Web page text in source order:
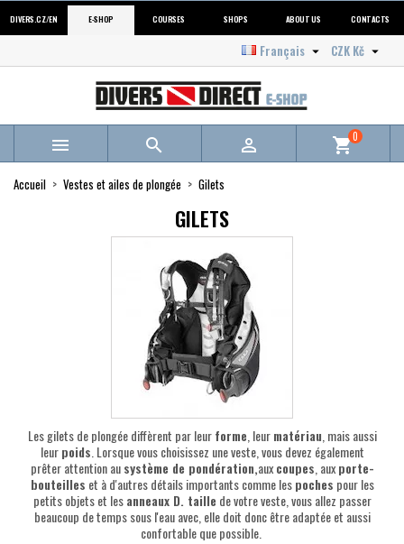
DIVERS.CZ/EN E-SHOP COURSES SHOPS ABOUT US CONTACTS
CZK Kč 
Français 
   shopping_cart0
Accueil Vestes et ailes de plongée Gilets
GILETS
Les gilets de plongée diffèrent par leurforme , leurmatériau , mais aussi
leurpoids . Lorsque vous choisissez une veste, vous devez également
prêter attention ausystème de pondération,auxcoupes , auxporte-
bouteilles et à d'autres détails importants comme lespoches pour les
petits objets et lesanneaux D. taille de votre veste, vous allez passer
beaucoup de temps sous l'eau avec, elle doit donc être adaptée et aussi
confortable que possible.